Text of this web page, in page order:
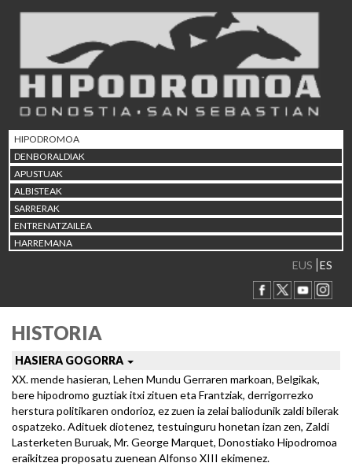
HIPODROMOA
DENBORALDIAK
APUSTUAK
ALBISTEAK
SARRERAK
ENTRENATZAILEA
HARREMANA
EUS ES
HISTORIA
HASIERA GOGORRA
XX. mende hasieran, Lehen Mundu Gerraren markoan, Belgikak,
bere hipodromo guztiak itxi zituen eta Frantziak, derrigorrezko
herstura politikaren ondorioz, ez zuen ia zelai baliodunik zaldi bilerak
ospatzeko. Adituek diotenez, testuinguru honetan izan zen, Zaldi
Lasterketen Buruak, Mr. George Marquet, Donostiako Hipodromoa
eraikitzea proposatu zuenean Alfonso XIII ekimenez.